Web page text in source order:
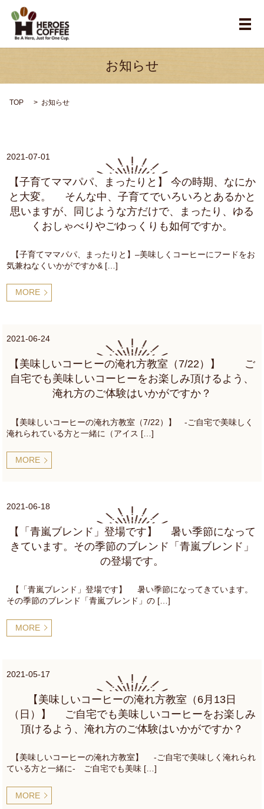
メ
お知らせ
TOP お知らせ
2021-07-01
【子育てママパパ、まったりと】 今の時期、なにか
と大変。 そんな中、子育てでいろいろとあるかと
思いますが、同じような方だけで、まったり、ゆる
くおしゃべりやごゆっくりも如何ですか。
【子育てママパパ、まったりと】–美味しくコーヒーにフードをお
気兼ねなくいかがですか& […]
MORE
2021-06-24
【美味しいコーヒーの淹れ方教室（7/22）】 ご
自宅でも美味しいコーヒーをお楽しみ頂けるよう、
淹れ方のご体験はいかがですか？
【美味しいコーヒーの淹れ方教室（7/22）】 ‐ご自宅で美味しく
淹れられている方と一緒に（アイス […]
MORE
2021-06-18
【「青嵐ブレンド」登場です】 暑い季節になって
きています。その季節のブレンド「青嵐ブレンド」
の登場です。
【「青嵐ブレンド」登場です】 暑い季節になってきています。
その季節のブレンド「青嵐ブレンド」の […]
MORE
2021-05-17
【美味しいコーヒーの淹れ方教室（6月13日
（日）】 ご自宅でも美味しいコーヒーをお楽しみ
頂けるよう、淹れ方のご体験はいかがですか？
【美味しいコーヒーの淹れ方教室】 ‐ご自宅で美味しく淹れられ
ている方と一緒に‐ ご自宅でも美味 […]
MORE